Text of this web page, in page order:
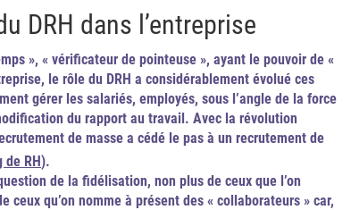
DRH dans l’entreprise
», « vérificateur de pointeuse », ayant le pouvoir de «
le rôle du DRH a considérablement évolué ces
gérer les salariés, employés, sous l’angle de la force
du rapport au travail. Avec la révolution
de masse a cédé le pas à un recrutement de
de RH).
de la fidélisation, non plus de ceux que l’on
ceux qu’on nomme à présent des « collaborateurs » car,